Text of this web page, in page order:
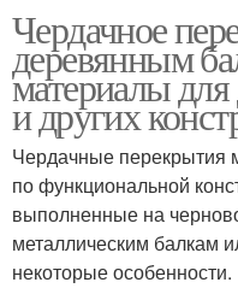
Чердачное
деревянным
материалы
и других
Чердачные перекрытия
по функциональной
выполненные на
металлическим балкам
некоторые особенности.